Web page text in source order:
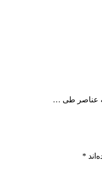
عناصر طی …
*